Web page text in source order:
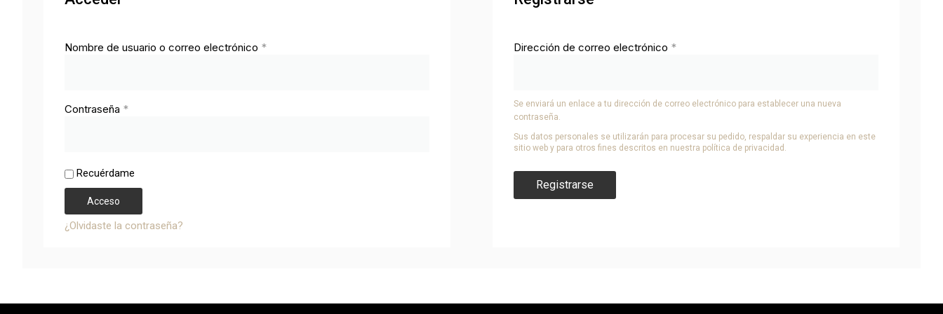
Nombre de usuario o correo electrónico *
Contraseña *
Recuérdame
Acceso
¿Olvidaste la contraseña?
Dirección de correo electrónico *
Se enviará un enlace a tu dirección de correo electrónico para establecer una nueva
contraseña.
Sus datos personales se utilizarán para procesar su pedido, respaldar su experiencia en este
sitio web y para otros fines descritos en nuestra política de privacidad .
Registrarse